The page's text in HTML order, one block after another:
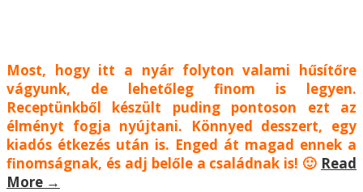
Most, hogy itt a nyár folyton valami hűsítőre
vágyunk, de lehetőleg finom is legyen.
Receptünkből készült puding pontoson ezt az
élményt fogja nyújtani. Könnyed desszert, egy
kiadós étkezés után is. Enged át magad ennek a
finomságnak, és adj belőle a családnak is! 🙂 Read
More →